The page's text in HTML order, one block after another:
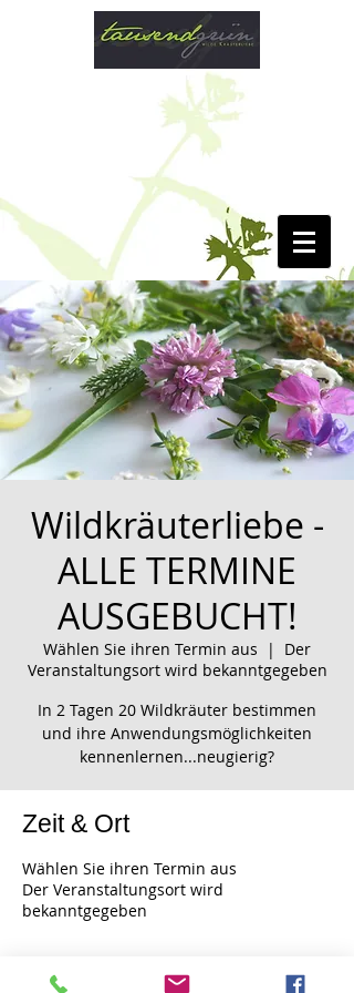
Wildkräuterliebe -
ALLE TERMINE
AUSGEBUCHT!
Wählen Sie ihren Termin aus
  |
Der
Veranstaltungsort wird bekanntgegeben
In 2 Tagen 20 Wildkräuter bestimmen
und ihre Anwendungsmöglichkeiten
kennenlernen...neugierig?
Zeit & Ort
Wählen Sie ihren Termin aus
Der Veranstaltungsort wird
bekanntgegeben
Über die Veranstaltung